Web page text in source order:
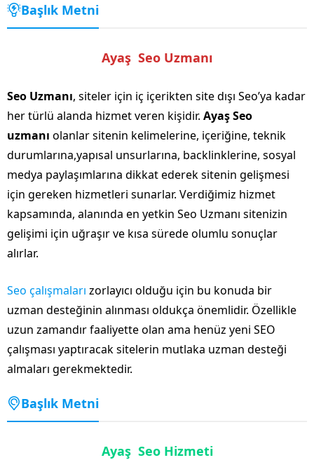
Başlık Metni
Ayaş Seo Uzmanı
Seo Uzmanı, siteler için iç içerikten site dışı Seo’ya kadar
her türlü alanda hizmet veren kişidir. Ayaş Seo
uzmanı olanlar sitenin kelimelerine, içeriğine, teknik
durumlarına,yapısal unsurlarına, backlinklerine, sosyal
medya paylaşımlarına dikkat ederek sitenin gelişmesi
için gereken hizmetleri sunarlar. Verdiğimiz hizmet
kapsamında, alanında en yetkin Seo Uzmanı sitenizin
gelişimi için uğraşır ve kısa sürede olumlu sonuçlar
alırlar.
Seo çalışmaları zorlayıcı olduğu için bu konuda bir
uzman desteğinin alınması oldukça önemlidir. Özellikle
uzun zamandır faaliyette olan ama henüz yeni SEO
çalışması yaptıracak sitelerin mutlaka uzman desteği
almaları gerekmektedir.
Başlık Metni
Ayaş Seo Hizmeti